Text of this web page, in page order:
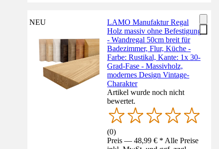
NEU
LAMO Manufaktur Regal
Holz massiv ohne Befestigung
- Wandregal 50cm breit für
Badezimmer, Flur, Küche -
Farbe: Rustikal, Kante: 1x 30-
Grad-Fase - Massivholz,
modernes Design Vintage-
Charakter
Artikel wurde noch nicht
bewertet.
(0)
Preis — 48,99 € * Alle Preise